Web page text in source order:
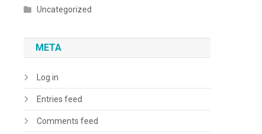
Uncategorized
META
Log in
Entries feed
Comments feed